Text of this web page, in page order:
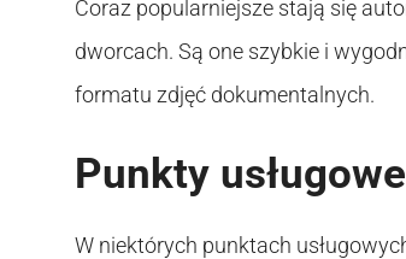
Coraz popularniejsze stają się
dworcach. Są one szybkie i
formatu zdjęć dokumentalnych.
Punkty usługowe
W niektórych punktach